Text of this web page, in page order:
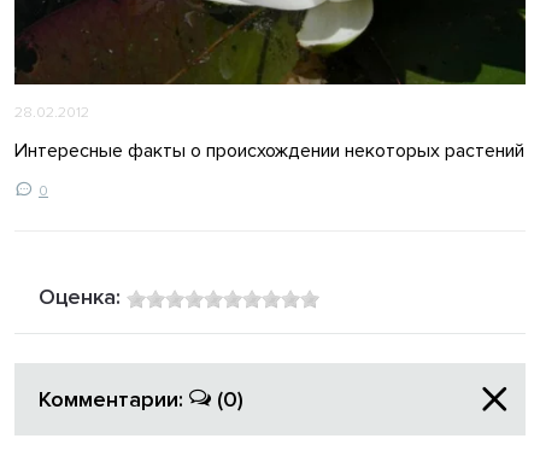
28.02.2012
Интересные факты о происхождении некоторых растений
0
Оценка:
Комментарии: (0)